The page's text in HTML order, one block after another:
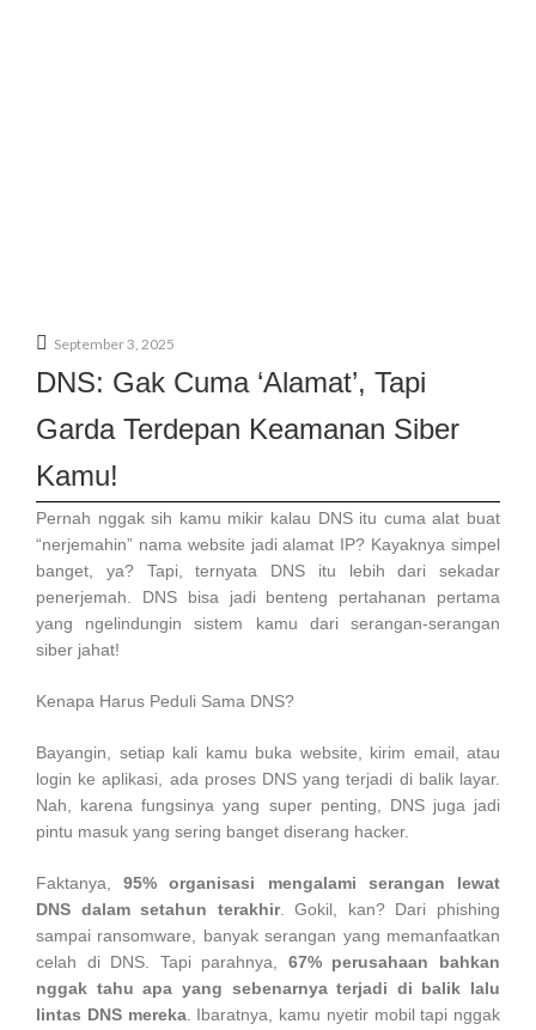
September 3, 2025
DNS: Gak Cuma ‘Alamat’, Tapi
Garda Terdepan Keamanan Siber
Kamu!
Pernah nggak sih kamu mikir kalau DNS itu cuma alat buat
“nerjemahin” nama website jadi alamat IP? Kayaknya simpel
banget, ya? Tapi, ternyata DNS itu lebih dari sekadar
penerjemah. DNS bisa jadi benteng pertahanan pertama
yang ngelindungin sistem kamu dari serangan-serangan
siber jahat!
Kenapa Harus Peduli Sama DNS?
Bayangin, setiap kali kamu buka website, kirim email, atau
login ke aplikasi, ada proses DNS yang terjadi di balik layar.
Nah, karena fungsinya yang super penting, DNS juga jadi
pintu masuk yang sering banget diserang hacker.
Faktanya,95% organisasi mengalami serangan lewat
DNS dalam setahun terakhir. Gokil, kan? Dari phishing
sampai ransomware, banyak serangan yang memanfaatkan
celah di DNS. Tapi parahnya, 67% perusahaan bahkan
nggak tahu apa yang sebenarnya terjadi di balik lalu
lintas DNS mereka. Ibaratnya, kamu nyetir mobil tapi nggak